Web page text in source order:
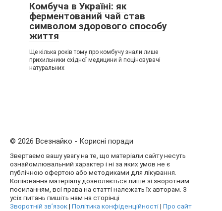
Комбуча в Україні: як
ферментований чай став
символом здорового способу
життя
Ще кілька років тому про комбучу знали лише
прихильники східної медицини й поціновувачі
натуральних
© 2026 Всезнайко - Корисні поради
Звертаємо вашу увагу на те, що матеріали сайту несуть
ознайомлювальний характер і ні за яких умов не є
публічною офертою або методиками для лікування.
Копіювання матеріалу дозволяється лише зі зворотним
посиланням, всі права на статті належать їх авторам. З
усіх питань пишіть нам на сторінці
Зворотній зв’язок| Політика конфіденційності| Про сайт